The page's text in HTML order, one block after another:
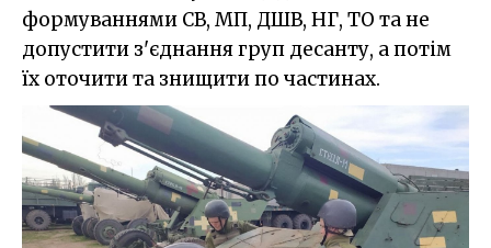
формуваннями СВ, МП, ДШВ, НГ, ТО та не
допустити з'єднання груп десанту, а потім
їх оточити та знищити по частинах.